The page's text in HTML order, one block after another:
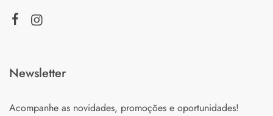
Newsletter
Acompanhe as novidades, promoções e oportunidades!